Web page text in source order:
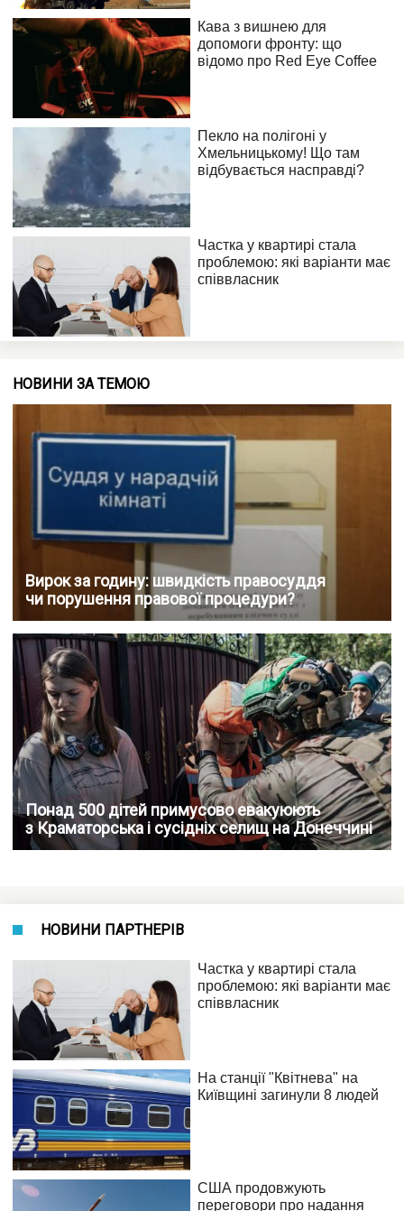
НОВИНИ ЗА ТЕМОЮ
Вирок за годину: швидкість правосуддя
чи порушення правової процедури?
Понад 500 дітей примусово евакуюють
з Краматорська і сусідніх селищ на Донеччині
НОВИНИ ПАРТНЕРІВ